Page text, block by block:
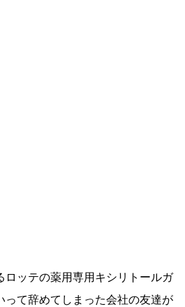
ロッテの薬用専用キシリトールガ
って辞めてしまった会社の友達が